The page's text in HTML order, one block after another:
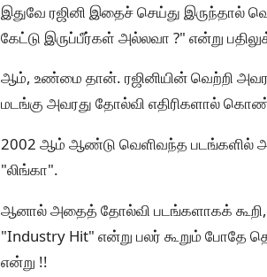
இதுவே ரஜினி இதைச் செய்து இருந்தால்
கேட்டு இருப்பீர்கள் அல்லவா ?" என்று
ஆம், உண்மை தான். ரஜினியின் வெற்றி
மடங்கு அவரது தோல்வி எதிரிகளால்
2002 ஆம் ஆண்டு வெளிவந்த படங்களில்
"லிங்கா".
ஆனால் அதைத் தோல்வி படங்களாகக்
"Industry Hit" என்று பலர் கூறும் போதே
என்று !!